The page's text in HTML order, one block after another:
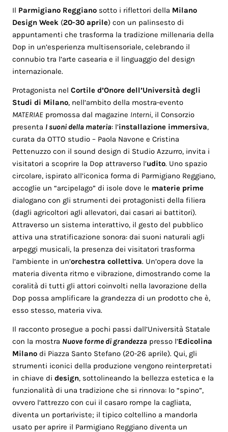
Il Parmigiano Reggiano sotto i riflettori della Milano
Design Week (20-30 aprile) con un palinsesto di
appuntamenti che trasforma la tradizione millenaria della
Dop in un’esperienza multisensoriale, celebrando il
connubio tra l’arte casearia e il linguaggio del design
internazionale.
Protagonista nelCortile d’Onore dell’Università degli
Studi di Milano, nell’ambito della mostra-evento
MATERIAE promossa dal magazine Interni, il Consorzio
presenta I suoni della materia: l’installazione immersiva,
curata da OTTO studio – Paola Navone e Cristina
Pettenuzzo con il sound design di Studio Azzurro, invita i
visitatori a scoprire la Dop attraverso l’udito. Uno spazio
circolare, ispirato all’iconica forma di Parmigiano Reggiano,
accoglie un “arcipelago” di isole dove le materie prime
dialogano con gli strumenti dei protagonisti della filiera
(dagli agricoltori agli allevatori, dai casari ai battitori).
Attraverso un sistema interattivo, il gesto del pubblico
attiva una stratificazione sonora: dai suoni naturali agli
arpeggi musicali, la presenza dei visitatori trasforma
l’ambiente in un’orchestra collettiva. Un’opera dove la
materia diventa ritmo e vibrazione, dimostrando come la
coralità di tutti gli attori coinvolti nella lavorazione della
Dop possa amplificare la grandezza di un prodotto che è,
esso stesso, materia viva.
Il racconto prosegue a pochi passi dall’Università Statale
con la mostra Nuove forme di grandezza presso l’Edicolina
Milano di Piazza Santo Stefano (20-26 aprile). Qui, gli
strumenti iconici della produzione vengono reinterpretati
in chiave didesign, sottolineando la bellezza estetica e la
funzionalità di una tradizione che si rinnova: lo “spino”,
ovvero l’attrezzo con cui il casaro rompe la cagliata,
diventa un portariviste; il tipico coltellino a mandorla
usato per aprire il Parmigiano Reggiano diventa un